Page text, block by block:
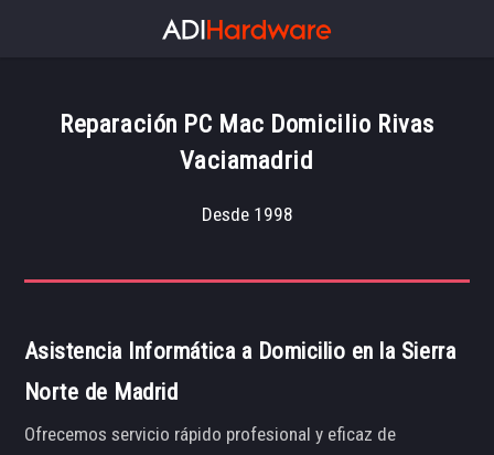
Reparación PC Mac Domicilio Rivas
Vaciamadrid
Desde 1998
Asistencia Informática a Domicilio en la Sierra
Norte de Madrid
Ofrecemos servicio rápido profesional y eficaz de